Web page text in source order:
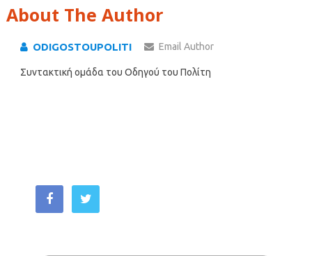
About The Author
ODIGOSTOUPOLITI Email Author
Συντακτική ομάδα του Οδηγού του Πολίτη